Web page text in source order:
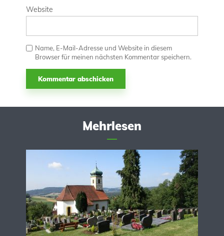
Website
Name, E-Mail-Adresse und Website in diesem
Browser für meinen nächsten Kommentar speichern.
Mehrlesen